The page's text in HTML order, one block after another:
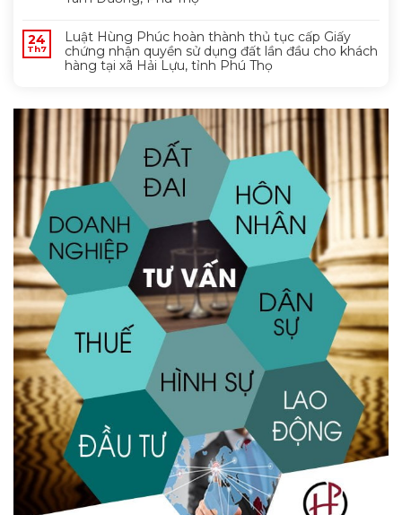
24
Th7
Luật Hùng Phúc hoàn thành thủ tục cấp Giấy
chứng nhận quyền sử dụng đất lần đầu cho khách
hàng tại xã Hải Lựu, tỉnh Phú Thọ